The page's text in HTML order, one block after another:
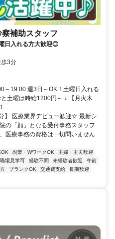
補助スタッフ
日入れる方大歓迎◎
3分
～19:00 週3日～OK！土曜日入れる
土曜は時給1200円～ ↓ 【月火木
】 医療業界デビュー歓迎☆ 最新シ
の「顔」となる受付事務スタッフ
医療事務の資格は一切問いません
OK 副業・WワークOK
主婦・主夫歓迎
職場見学可 経験不問 未経験者歓迎
午前
ブランクOK 交通費支給
長期歓迎